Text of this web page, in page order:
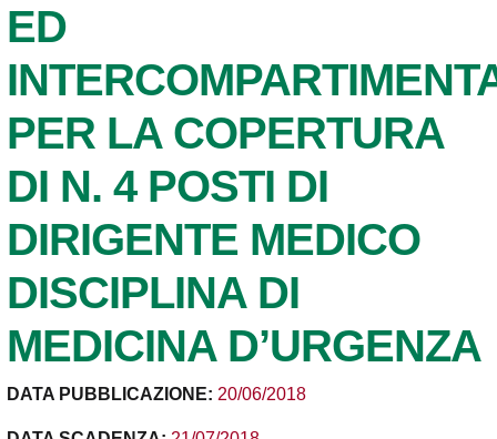
ED
PER LA COPERTURA
DI N. 4 POSTI DI
DIRIGENTE MEDICO
DISCIPLINA DI
MEDICINA D’URGENZA
DATA PUBBLICAZIONE: 20/06/2018